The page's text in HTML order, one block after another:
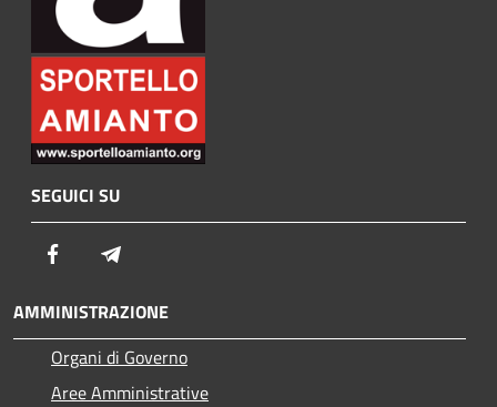
SEGUICI SU
Facebook
AMMINISTRAZIONE
Organi di Governo
Aree Amministrative